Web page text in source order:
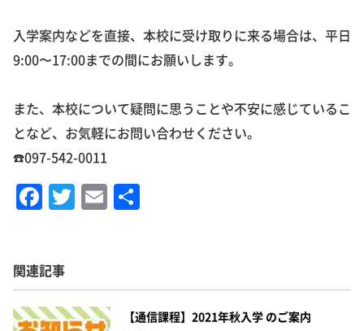
入学案内などを直接、本校に受け取りに来る場合は、平日
9:00〜17:00までの間にお願いします。
また、本校について疑問に思うことや不安に感じているこ
となど、お気軽にお問い合わせください。
☎️097-542-0011
F
a
e
b
T
w
r
E
m
関連記事
【通信課程】2021年秋入学 のご案内